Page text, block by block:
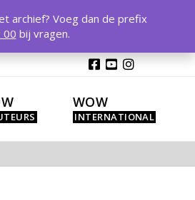
WOW
archief? Voeg dan de prefix
00 bij vragen.